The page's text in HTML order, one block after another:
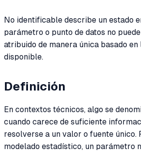
No identificable describe un estado
parámetro o punto de datos no
atribuido de manera única basado
disponible.
Definición
En contextos técnicos, algo se
cuando carece de suficiente
resolverse a un valor o fuente único.
modelado estadístico, un parámetro